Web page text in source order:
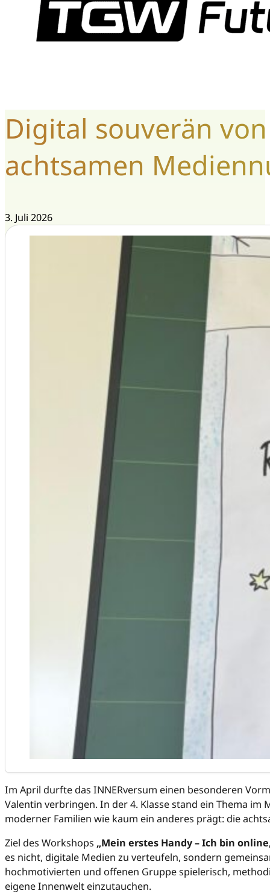
Digital souverän
achtsamen
3. Juli 2026
Im April durfte das INNERversum einen besonderen
Valentin verbringen. In der 4. Klasse stand ein Thema im
moderner Familien wie kaum ein anderes prägt: die
Ziel des Workshops „Mein erstes Handy – Ich bin
es nicht, digitale Medien zu verteufeln, sondern
hochmotivierten und offenen Gruppe spielerisch,
eigene Innenwelt einzutauchen.